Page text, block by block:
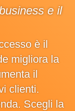
e il
è il
migliora la
il
clienti.
Scegli la